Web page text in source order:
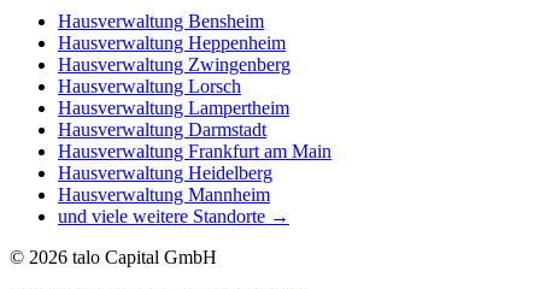
Hausverwaltung Bensheim
Hausverwaltung Heppenheim
Hausverwaltung Zwingenberg
Hausverwaltung Lorsch
Hausverwaltung Lampertheim
Hausverwaltung Darmstadt
Hausverwaltung Frankfurt am Main
Hausverwaltung Heidelberg
Hausverwaltung Mannheim
und viele weitere Standorte →
© 2026 talo Capital GmbH